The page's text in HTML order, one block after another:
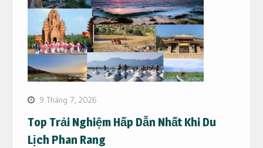
9 Tháng 7, 2026
Top Trải Nghiệm Hấp Dẫn Nhất Khi Du
Lịch Phan Rang